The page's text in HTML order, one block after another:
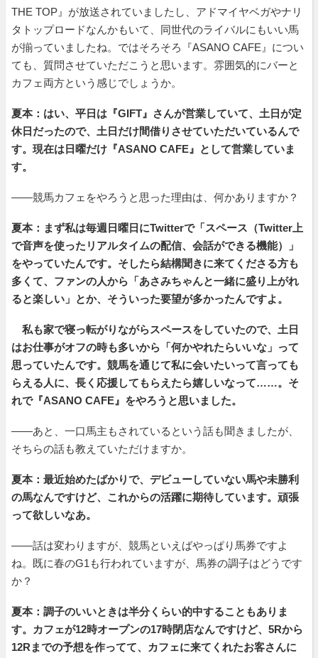
THE TOP』が放送されていましたし、アドマイヤベガやナリ
タトップロードなんかもいて、同世代のライバルにもいい馬
が揃っていましたね。ではそろそろ『ASANO CAFE』につい
ても、質問させていただこうと思います。雰囲気的にバーと
カフェ両方という感じでしょうか。
夏本：はい、平日は『GIFT』さんが営業していて、土日が定
休日だったので、土日だけ間借りさせていただいているんで
す。現在は日曜だけ『ASANO CAFE』として営業していま
す。
――競馬カフェをやろうと思った理由は、何かありますか？
夏本：まず私は毎週日曜日にTwitterで「スペース（Twitter上
で音声を使ったリアルタイムの配信、会話ができる機能）」
をやっていたんです。そしたら結構聞きに来てくださる方も
多くて、ファンの人から「あさみちゃんと一緒に盛り上がれ
ると楽しい」とか、そういった要望が多かったんですよ。
私も家で寝っ転がりながらスペースをしていたので、土日
はお仕事がオフの時も多いから「何かやれたらいいな」って
思っていたんです。競馬を通じて私に会いたいって言っても
らえる人に、長く応援してもらえたら嬉しいなって……。そ
れで『ASANO CAFE』をやろうと思いました。
――あと、一口馬主もされているという話も聞きましたが、
そちらの話も教えていただけますか。
夏本：最近始めたばかりで、デビューしていない馬や未勝利
の馬なんですけど、これからの活躍に期待しています。頑張
って欲しいなあ。
――話は変わりますが、競馬といえばやっぱり馬券ですよ
ね。既に春のG1も行われていますが、馬券の調子はどうです
か？
夏本：調子のいいときは半分くらい的中することもありま
す。カフェが12時オープンの17時閉店なんですけど、5Rから
12Rまでの予想を作ってて、カフェに来てくれたお客さんに